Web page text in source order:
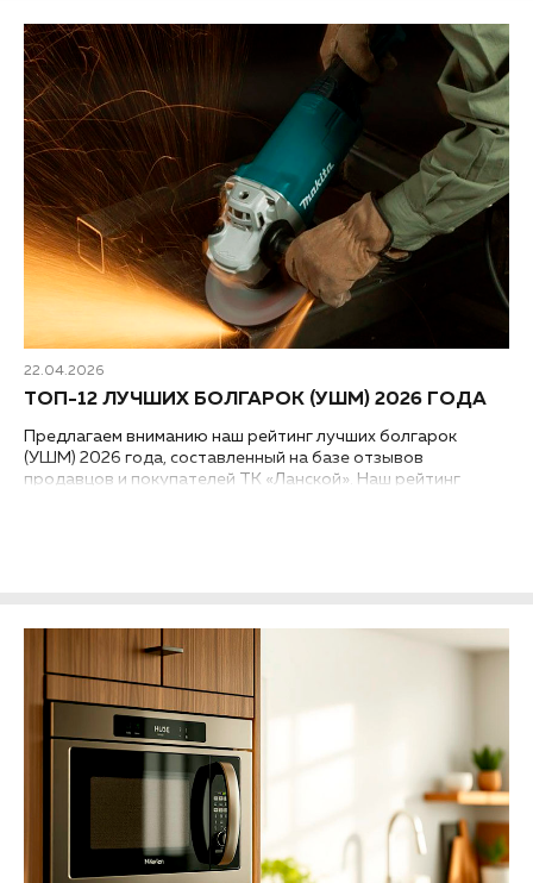
22.04.2026
ТОП-12 ЛУЧШИХ БОЛГАРОК (УШМ) 2026 ГОДА
Предлагаем вниманию наш рейтинг лучших болгарок
(УШМ) 2026 года, составленный на базе отзывов
продавцов и покупателей ТК «Ланской». Наш рейтинг